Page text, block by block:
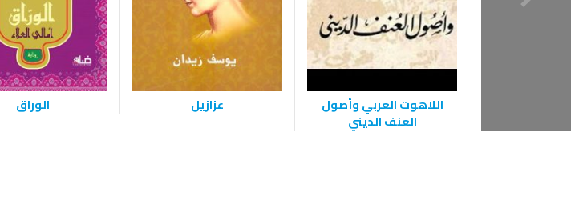
اللاهوت العربي وأصول
العنف الديني
عزازيل الوراق